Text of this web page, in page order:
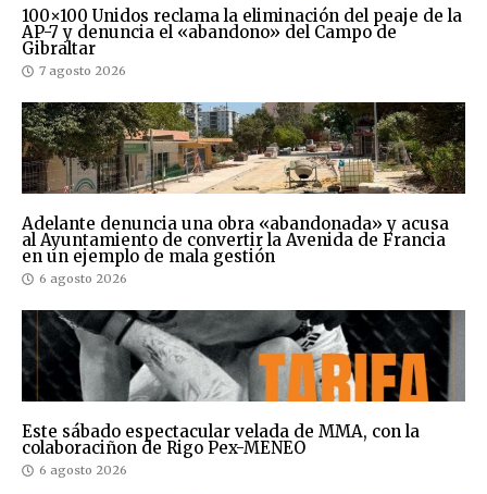
100×100 Unidos reclama la eliminación del peaje de la
AP-7 y denuncia el «abandono» del Campo de
Gibraltar
7 agosto 2026
Adelante denuncia una obra «abandonada» y acusa
al Ayuntamiento de convertir la Avenida de Francia
en un ejemplo de mala gestión
6 agosto 2026
Este sábado espectacular velada de MMA, con la
colaboraciñon de Rigo Pex-MENEO
6 agosto 2026